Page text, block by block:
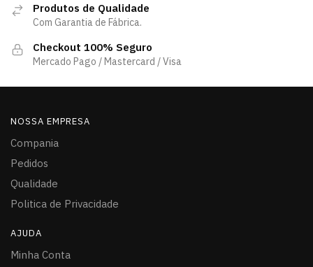
Produtos de Qualidade
Com Garantia de Fábrica.
Checkout 100% Seguro
Mercado Pago / Mastercard / Visa
NOSSA EMPRESA
Compania
Pedidos
Qualidade
Politica de Privacidade
AJUDA
Minha Conta